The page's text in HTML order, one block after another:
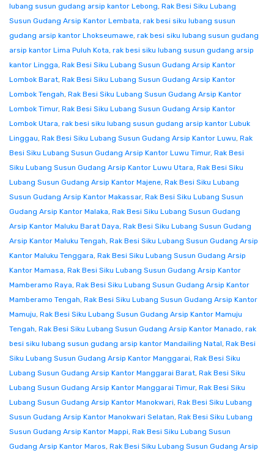
lubang susun gudang arsip kantor Lebong, Rak Besi Siku Lubang
Susun Gudang Arsip Kantor Lembata, rak besi siku lubang susun
gudang arsip kantor Lhokseumawe, rak besi siku lubang susun gudang
arsip kantor Lima Puluh Kota, rak besi siku lubang susun gudang arsip
kantor Lingga, Rak Besi Siku Lubang Susun Gudang Arsip Kantor
Lombok Barat, Rak Besi Siku Lubang Susun Gudang Arsip Kantor
Lombok Tengah, Rak Besi Siku Lubang Susun Gudang Arsip Kantor
Lombok Timur, Rak Besi Siku Lubang Susun Gudang Arsip Kantor
Lombok Utara, rak besi siku lubang susun gudang arsip kantor Lubuk
Linggau, Rak Besi Siku Lubang Susun Gudang Arsip Kantor Luwu, Rak
Besi Siku Lubang Susun Gudang Arsip Kantor Luwu Timur, Rak Besi
Siku Lubang Susun Gudang Arsip Kantor Luwu Utara, Rak Besi Siku
Lubang Susun Gudang Arsip Kantor Majene, Rak Besi Siku Lubang
Susun Gudang Arsip Kantor Makassar, Rak Besi Siku Lubang Susun
Gudang Arsip Kantor Malaka, Rak Besi Siku Lubang Susun Gudang
Arsip Kantor Maluku Barat Daya, Rak Besi Siku Lubang Susun Gudang
Arsip Kantor Maluku Tengah, Rak Besi Siku Lubang Susun Gudang Arsip
Kantor Maluku Tenggara, Rak Besi Siku Lubang Susun Gudang Arsip
Kantor Mamasa, Rak Besi Siku Lubang Susun Gudang Arsip Kantor
Mamberamo Raya, Rak Besi Siku Lubang Susun Gudang Arsip Kantor
Mamberamo Tengah, Rak Besi Siku Lubang Susun Gudang Arsip Kantor
Mamuju, Rak Besi Siku Lubang Susun Gudang Arsip Kantor Mamuju
Tengah, Rak Besi Siku Lubang Susun Gudang Arsip Kantor Manado, rak
besi siku lubang susun gudang arsip kantor Mandailing Natal, Rak Besi
Siku Lubang Susun Gudang Arsip Kantor Manggarai, Rak Besi Siku
Lubang Susun Gudang Arsip Kantor Manggarai Barat, Rak Besi Siku
Lubang Susun Gudang Arsip Kantor Manggarai Timur, Rak Besi Siku
Lubang Susun Gudang Arsip Kantor Manokwari, Rak Besi Siku Lubang
Susun Gudang Arsip Kantor Manokwari Selatan, Rak Besi Siku Lubang
Susun Gudang Arsip Kantor Mappi, Rak Besi Siku Lubang Susun
Gudang Arsip Kantor Maros, Rak Besi Siku Lubang Susun Gudang Arsip